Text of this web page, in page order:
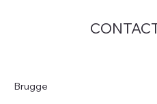
CONTACT
Brugge